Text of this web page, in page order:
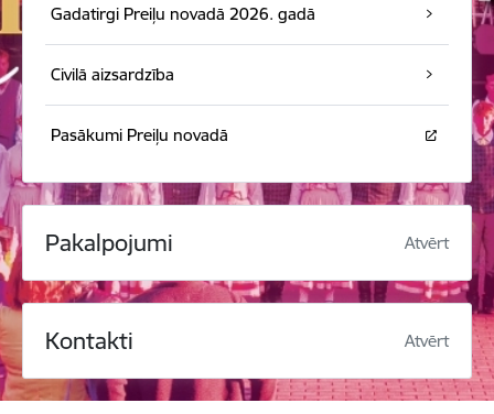
Gadatirgi Preiļu novadā 2026. gadā
Civilā aizsardzība
Pasākumi Preiļu novadā
Pakalpojumi Atvērt
Kontakti Atvērt